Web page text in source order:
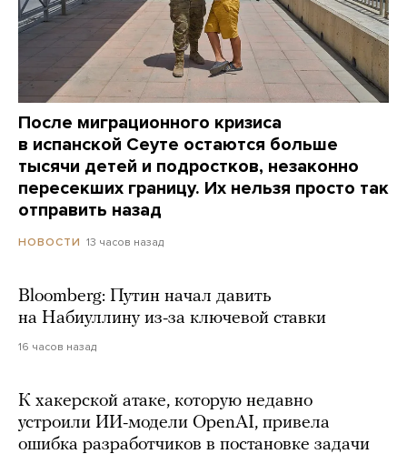
После миграционного кризиса
в испанской Сеуте остаются больше
тысячи детей и подростков, незаконно
пересекших границу. Их нельзя просто так
отправить назад
НОВОСТИ 13 часов назад
Bloomberg: Путин начал давить
на Набиуллину из-за ключевой ставки
16 часов назад
К хакерской атаке, которую недавно
устроили ИИ-модели OpenAI, привела
ошибка разработчиков в постановке задачи